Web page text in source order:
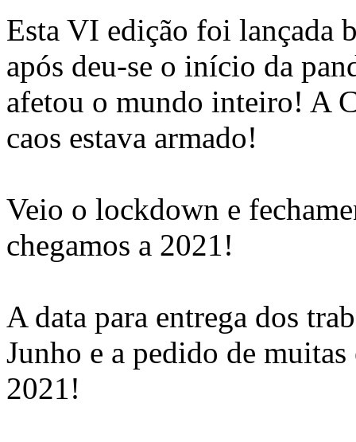
Esta VI edição foi lançada
após deu-se o início da
afetou o mundo inteiro! A
caos estava armado!
Veio o lockdown e
chegamos a 2021!
A data para entrega dos
Junho e a pedido de
2021!